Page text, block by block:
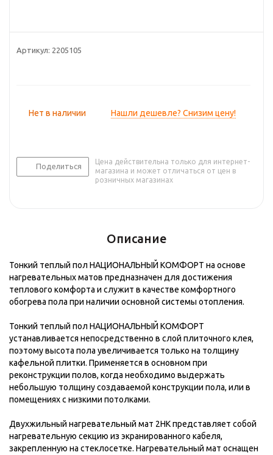
Артикул: 2205105
Нет в наличии Нашли дешевле? Снизим цену!
Поделиться
Цена действительна только для интернет-
магазина и может отличаться от цен в
розничных магазинах
Описание
Тонкий теплый пол НАЦИОНАЛЬНЫЙ КОМФОРТ на основе
нагревательных матов предназначен для достижения
теплового комфорта и служит в качестве комфортного
обогрева пола при наличии основной системы отопления.
Тонкий теплый пол НАЦИОНАЛЬНЫЙ КОМФОРТ
устанавливается непосредственно в слой плиточного клея,
поэтому высота пола увеличивается только на толщину
кафельной плитки. Применяется в основном при
реконструкции полов, когда необходимо выдержать
небольшую толщину создаваемой конструкции пола, или в
помещениях с низкими потолками.
Двухжильный нагревательный мат 2НК представляет собой
нагревательную секцию из экранированного кабеля,
закрепленную на стеклосетке. Нагревательный мат оснащен